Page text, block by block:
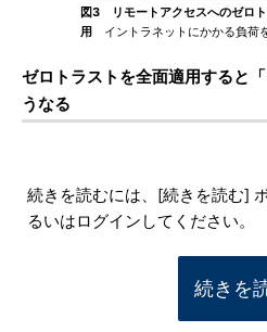
図3 リモートアクセスへのゼロ
用
イントラネットにかかる負荷
ゼロトラストを全面適用すると
うなる
続きを読むには、[続きを読む]
るいはログインしてください。
続きを